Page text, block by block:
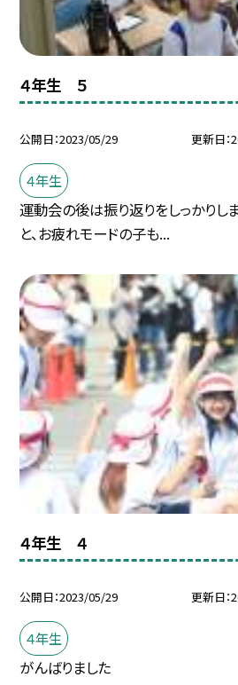
４年生 ５
公開日 2023/05/29 更新日
４年生
運動会の後は振り返りをしっかりし
と、お疲れモードの子も...
４年生 ４
公開日 2023/05/29 更新日
４年生
がんばりました